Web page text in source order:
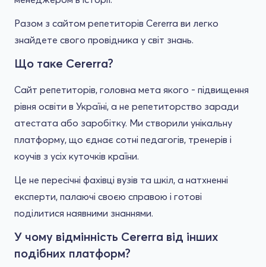
Разом з сайтом репетиторів Cererra ви легко
знайдете свого провідника у світ знань.
Що таке Cererra?
Сайт репетиторів, головна мета якого - підвищення
рівня освіти в Україні, а не репетиторство заради
атестата або заробітку. Ми створили унікальну
платформу, що єднає сотні педагогів, тренерів і
коучів з усіх куточків країни.
Це не пересічні фахівці вузів та шкіл, а натхненні
експерти, палаючі своєю справою і готові
поділитися наявними знаннями.
У чому відмінність Cererra від інших
подібних платформ?